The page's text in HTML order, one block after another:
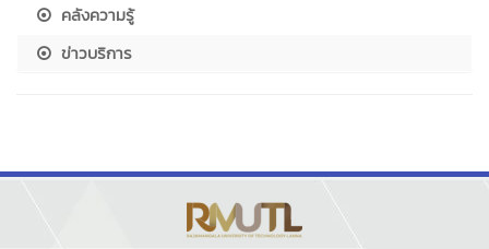
คลังความรู้
ข่าวบริการ